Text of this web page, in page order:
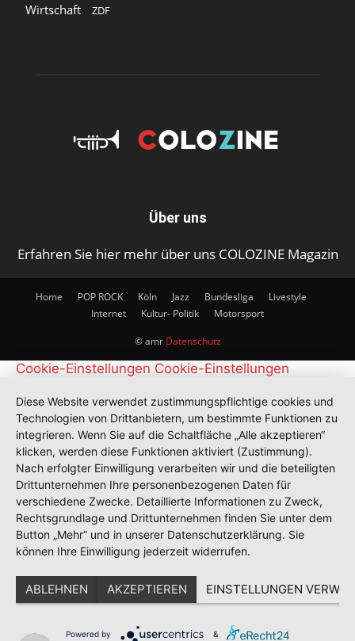
Wirtschaft ZDF
Über uns
Erfahren Sie hier mehr über uns COLOZINE Magazin
Home POP ROCK Köln Jazz Bundesliga
Livestyle
Internet
Kultur- Politik Motorsport
© amr Datenschutz
Cookie-Einstellungen Cookie-Einstellungen
Diese Website verwendet zustimmungspflichtige cookies und
Technologien von Drittanbietern, um bestimmte Funktionen zu
integrieren. Wenn Sie auf die Schaltfläche „Alle akzeptieren“
klicken, werden diese Funktionen aktiviert (Zustimmung).
Nach erfolgter Einwilligung verarbeiten wir und die beteiligten
Drittunternehmen Ihre personenbezogenen Daten für
verschiedene Zwecke. Detaillierte Informationen zu Zweck,
Rechtsgrundlage und Drittunternehmen finden Sie unter dem
Button „Mehr“ und in unserer Datenschutzerklärung. Sie
können Ihre Einwilligung jederzeit widerrufen.
ABLEHNEN AKZEPTIEREN EINSTELLUNGEN
Powered by &